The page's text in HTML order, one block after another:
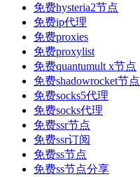
免费hysteria2节点
免费ip代理
免费proxies
免费proxylist
免费quantumult x节点
免费shadowrocket节点
免费socks5代理
免费socks代理
免费ssr节点
免费ssr订阅
免费ss节点
免费ss节点分享